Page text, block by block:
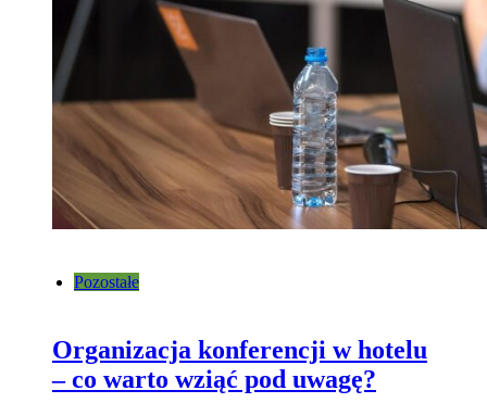
Pozostałe
Organizacja konferencji w hotelu
– co warto wziąć pod uwagę?